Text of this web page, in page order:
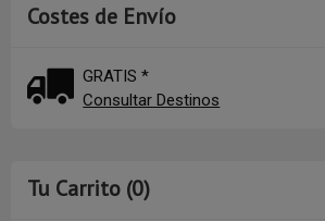
Costes de Envío
GRATIS *
Consultar Destinos
Tu Carrito (0)